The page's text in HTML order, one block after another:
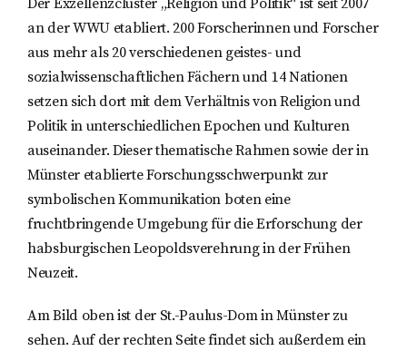
Der Exzellenzcluster „Religion und Politik“ ist seit 2007
an der WWU etabliert. 200 Forscherinnen und Forscher
aus mehr als 20 verschiedenen geistes- und
sozialwissenschaftlichen Fächern und 14 Nationen
setzen sich dort mit dem Verhältnis von Religion und
Politik in unterschiedlichen Epochen und Kulturen
auseinander. Dieser thematische Rahmen sowie der in
Münster etablierte Forschungsschwerpunkt zur
symbolischen Kommunikation boten eine
fruchtbringende Umgebung für die Erforschung der
habsburgischen Leopoldsverehrung in der Frühen
Neuzeit.
Am Bild oben ist der St.-Paulus-Dom in Münster zu
sehen. Auf der rechten Seite findet sich außerdem ein